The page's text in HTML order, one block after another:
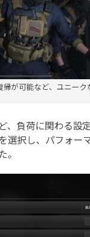
が可能など、ユニー
負荷に関わる設
択し、パフォー